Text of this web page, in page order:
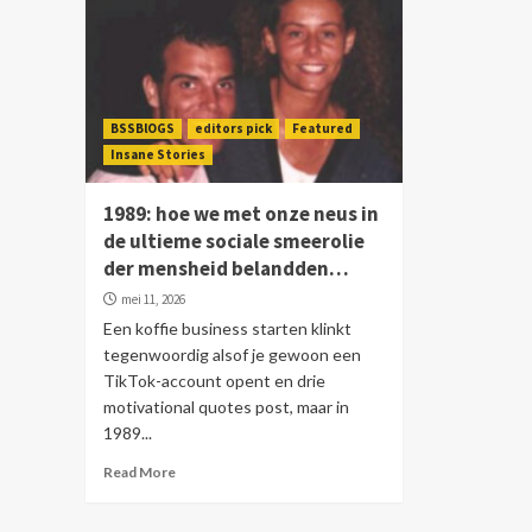
BSSBlOGS editors pick
Featured
Insane Stories
1989: hoe we met onze neus in
de ultieme sociale smeerolie
der mensheid belandden…
mei 11, 2026
Een koffie business starten klinkt
tegenwoordig alsof je gewoon een
TikTok-account opent en drie
motivational quotes post, maar in
1989...
Read More